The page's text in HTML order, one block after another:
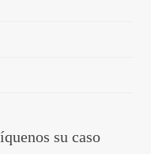
su caso